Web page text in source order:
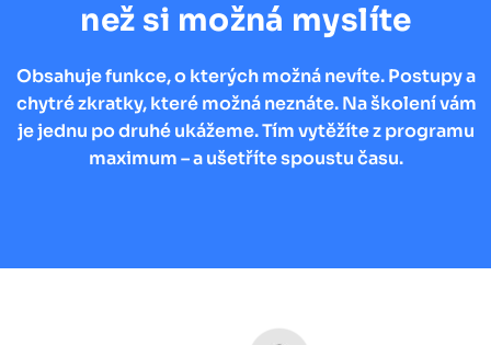
než si možná myslíte
Obsahuje funkce, o kterých možná nevíte. Postupy a
chytré zkratky, které možná neznáte. Na školení vám
je jednu po druhé ukážeme. Tím vytěžíte z programu
maximum – a ušetříte spoustu času.